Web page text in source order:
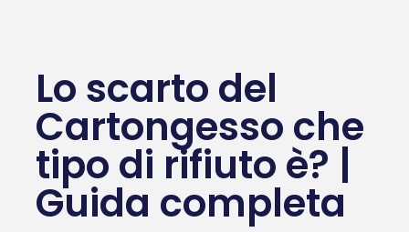
Lo scarto del
Cartongesso che
tipo di rifiuto è? |
Guida completa